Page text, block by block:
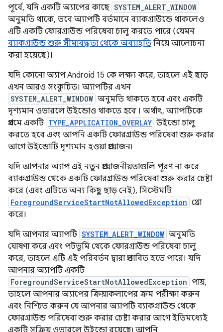
পূর্বে, যদি একটি অ্যাপের কাছে SYSTEM_ALERT_WINDOW
অনুমতি থাকে, তবে অ্যাপটি বর্তমানে ব্যাকগ্রাউন্ডে থাকলেও
এটি একটি ফোরগ্রাউন্ড পরিষেবা চালু করতে পারে (যেমন
ব্যাকগ্রাউন্ড শুরু সীমাবদ্ধতা থেকে অব্যাহতি নিয়ে আলোচনা
করা হয়েছে)।
যদি কোনো অ্যাপ Android 15 কে লক্ষ্য করে, তাহলে এই ছাড়
এখন আরও সংকুচিত। অ্যাপটির এখন
SYSTEM_ALERT_WINDOW অনুমতি থাকতে হবে এবং একটি
দৃশ্যমান ওভারলে উইন্ডোও থাকতে হবে। অর্থাৎ, অ্যাপটিকে
প্রথমে একটি TYPE_APPLICATION_OVERLAY উইন্ডো চালু
করতে হবে এবং আপনি একটি ফোরগ্রাউন্ড পরিষেবা শুরু করার
আগে উইন্ডোটি দৃশ্যমান হওয়া প্রয়োজন৷
যদি আপনার অ্যাপ এই নতুন প্রয়োজনীয়তাগুলি পূরণ না করে
ব্যাকগ্রাউন্ড থেকে একটি ফোরগ্রাউন্ড পরিষেবা শুরু করার চেষ্টা
করে (এবং এটিতে অন্য কিছু ছাড় নেই), সিস্টেমটি
ForegroundServiceStartNotAllowedException থ্রো
করে।
যদি আপনার অ্যাপটি SYSTEM_ALERT_WINDOW অনুমতি
ঘোষণা করে এবং পটভূমি থেকে ফোরগ্রাউন্ড পরিষেবা চালু
করে, তাহলে এটি এই পরিবর্তন দ্বারা প্রভাবিত হতে পারে। যদি
আপনার অ্যাপটি একটি
ForegroundServiceStartNotAllowedException পায়,
তাহলে আপনার অ্যাপের ক্রিয়াকলাপের ক্রম পরীক্ষা করুন
এবং নিশ্চিত করুন যে আপনার অ্যাপটি ব্যাকগ্রাউন্ড থেকে
ফোরগ্রাউন্ড পরিষেবা শুরু করার চেষ্টা করার আগে ইতিমধ্যেই
একটি সক্রিয় ওভারলে উইন্ডো রয়েছে৷ আপনি